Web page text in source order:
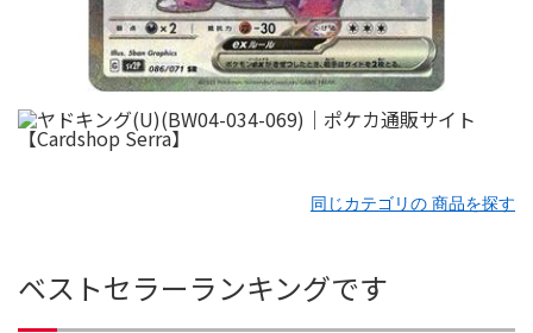
同じカテゴリの 商品を探す
ベストセラーランキングです